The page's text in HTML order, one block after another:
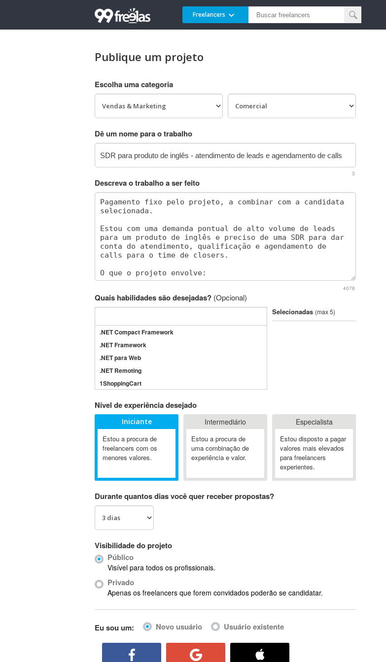
Freelancers
Publique um projeto
Escolha uma categoria
Dê um nome para o trabalho
3
Descreva o trabalho a ser feito
4078
Quais habilidades são desejadas? (Opcional)
.NET Compact Framework
.NET Framework
.NET para Web
.NET Remoting
1ShoppingCart
3GSM
4D Dimension
802.11
A&P
A-GPS
Ab Initio
ABIS
AbleCommerce
Ableton Live
Abstract Window Toolkit (AWT)
Selecionadas (max 5)
Nível de experiência desejado
Iniciante
Estou a procura de
freelancers com os
menores valores.
Intermediário
Estou a procura de
uma combinação de
experiência e valor.
Especialista
Estou disposto a pagar
valores mais elevados
para freelancers
experientes.
Durante quantos dias você quer receber propostas?
Visibilidade do projeto
Público
Visível para todos os profissionais.
Privado
Apenas os freelancers que forem convidados poderão se candidatar.
Eu sou um: Novo usuário Usuário existente